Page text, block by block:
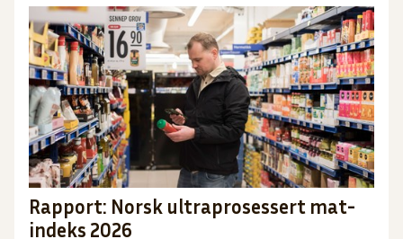
Rapport: Norsk ultraprosessert mat-
indeks 2026